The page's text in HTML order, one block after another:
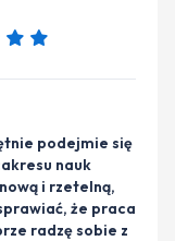
podejmie się
nauk
i rzetelną,
że praca
radzę sobie z